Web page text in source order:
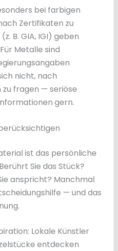
bei farbigen
Zertifikaten zu
B. GIA, IGI) geben
Metalle sind
nicht, nach
fragen — seriöse
gern.
ist das persönliche
Sie das Stück?
anspricht? Manchmal
— und das
Lokale Künstler
entdecken